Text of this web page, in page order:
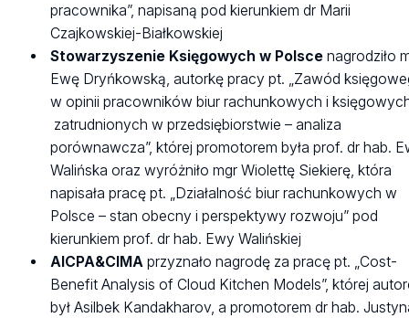
pracownika”, napisaną pod kierunkiem dr Marii
Czajkowskiej-Białkowskiej
Stowarzyszenie Księgowych w Polscenagrodziło
Ewę Dryńkowską, autorkę pracy pt. „Zawód
w opinii pracowników biur rachunkowych i
zatrudnionych w przedsiębiorstwie – analiza
porównawcza”, której promotorem była prof. dr hab.
Walińska oraz wyróżniło mgr Wiolettę Siekierę, która
napisała pracę pt. „Działalność biur rachunkowych w
Polsce – stan obecny i perspektywy rozwoju” pod
kierunkiem prof. dr hab. Ewy Walińskiej
AICPA&CIMAprzyznało nagrodę za pracę pt. „Cost-
Benefit Analysis of Cloud Kitchen Models”, której
był Asilbek Kandakharov, a promotorem dr hab.